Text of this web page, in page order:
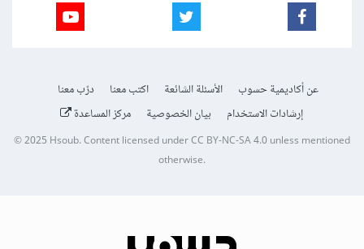
عن أكاديمية حسوب الأسئلة الشائعة اكتب معنا
درّب معنا
إرشادات الاستخدام
بيان الخصوصية مركز المساعدة
© 2025Hsoub.Content licensed underCC BY-NC-SA 4.0unless mentioned
otherwise.